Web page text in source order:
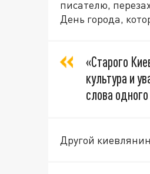
писателю,
День города,
«Старого
культура и
слова
Другой